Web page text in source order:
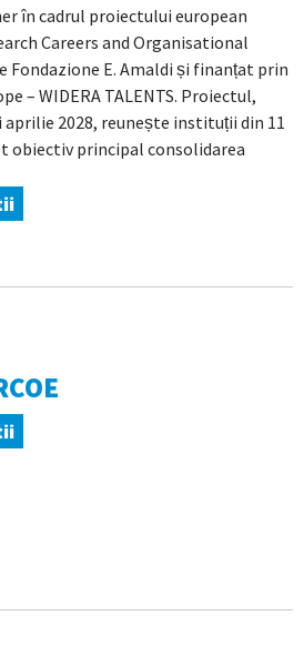
în cadrul proiectului european
Careers and Organisational
Fondazione E. Amaldi și finanțat prin
– WIDERA TALENTS. Proiectul,
2028, reunește instituții din 11
obiectiv principal consolidarea